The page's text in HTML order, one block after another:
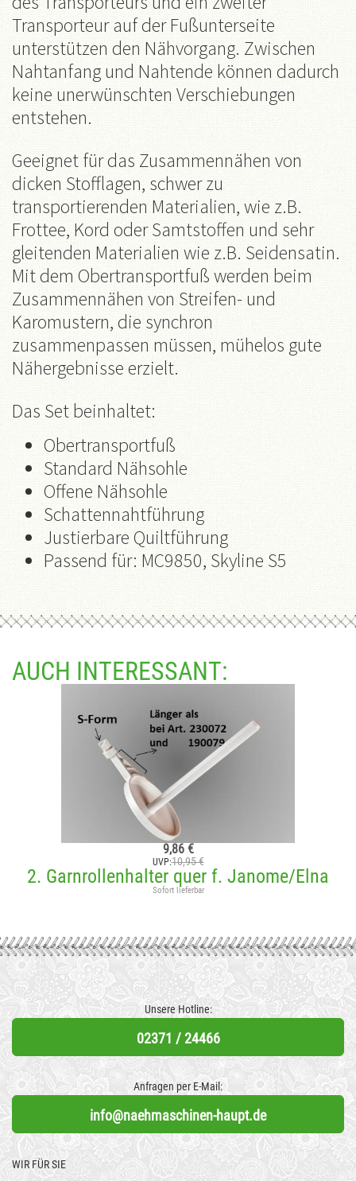
Transporteur auf der Fußunterseite
unterstützen den Nähvorgang. Zwischen
Nahtanfang und Nahtende können dadurch
keine unerwünschten Verschiebungen
entstehen.
Geeignet für das Zusammennähen von
dicken Stofflagen, schwer zu
transportierenden Materialien, wie z.B.
Frottee, Kord oder Samtstoffen und sehr
gleitenden Materialien wie z.B. Seidensatin.
Mit dem Obertransportfuß werden beim
Zusammennähen von Streifen- und
Karomustern, die synchron
zusammenpassen müssen, mühelos gute
Nähergebnisse erzielt.
Das Set beinhaltet:
Obertransportfuß
Standard Nähsohle
Offene Nähsohle
Schattennahtführung
Justierbare Quiltführung
Passend für: MC9850, Skyline S5
AUCH INTERESSANT:
9,86 €
UVP:10,95 €
2. Garnrollenhalter quer f. Janome/Elna
Sofort lieferbar
Unsere Hotline:
02371 / 24466
Anfragen per E-Mail:
info@naehmaschinen-haupt.de
WIR FÜR SIE